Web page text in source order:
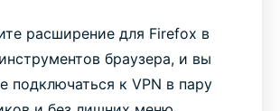
расширение для Firefox в
браузера, и вы
подключаться к VPN в пару